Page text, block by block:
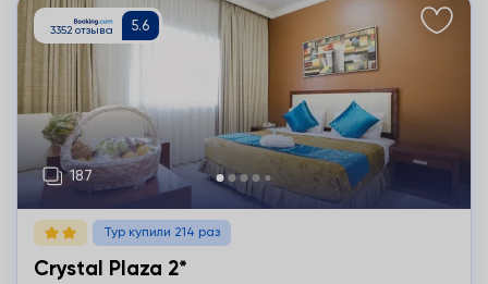
Тур купили 214 раз
Crystal Plaza 2*